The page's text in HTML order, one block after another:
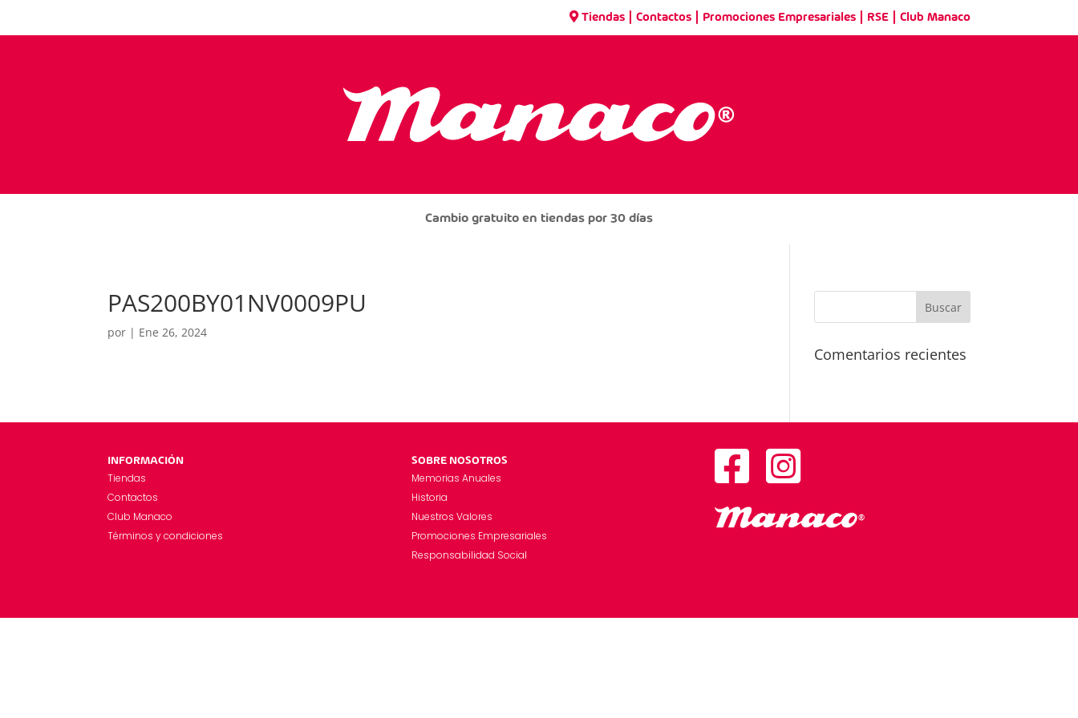
Tiendas| Contactos| Promociones Empresariales| RSE| Club Manaco
Cambio gratuito en tiendas por 30 días
PAS200BY01NV0009PU
por | Ene 26, 2024
Comentarios recientes
INFORMACIÓN
Tiendas
Contactos
Club Manaco
Términos y condiciones
SOBRE NOSOTROS
Memorias Anuales
Historia
Nuestros Valores
Promociones Empresariales
Responsabilidad Social